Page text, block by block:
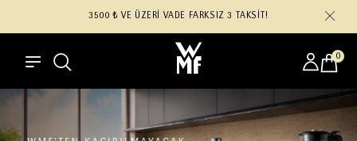
3500 ₺ VE ÜZERİ VADE FARKSIZ 3 TAKSİT!
0